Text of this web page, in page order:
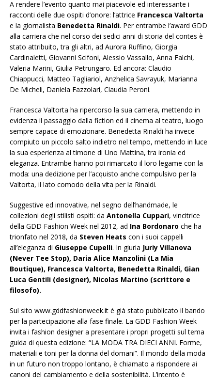
A rendere l’evento quanto mai piacevole ed interessante i
racconti delle due ospiti d’onore: l’attrice Francesca Valtorta
e la giornalista Benedetta Rinaldi. Per entrambe l’award GDD
alla carriera che nel corso dei sedici anni di storia del contes è
stato attribuito, tra gli altri, ad Aurora Ruffino, Giorgia
Cardinaletti, Giovanni Scifoni, Alessio Vassallo, Anna Falchi,
Valeria Marini, Giulia Petrungaro. Ed ancora: Claudio
Chiappucci, Matteo Tagliariol, Anzhelica Savrayuk, Marianna
De Micheli, Daniela Fazzolari, Claudia Peroni.
Francesca Valtorta ha ripercorso la sua carriera, mettendo in
evidenza il passaggio dalla fiction ed il cinema al teatro, luogo
sempre capace di emozionare. Benedetta Rinaldi ha invece
compiuto un piccolo salto indietro nel tempo, mettendo in luce
la sua esperienza al timone di Uno Mattina, tra ironia ed
eleganza. Entrambe hanno poi rimarcato il loro legame con la
moda: una dedizione per l’acquisto anche compulsivo per la
Valtorta, il lato comodo della vita per la Rinaldi.
Suggestive ed innovative, nel segno dell’handmade, le
collezioni degli stilisti ospiti: da Antonella Cuppari, vincitrice
della GDD Fashion Week nel 2012, ad Ina Bordonaro che ha
trionfato nel 2018, da Steven Heats con i suoi cappelli
all’eleganza di Giuseppe Cupelli. In giuria Juriy Villanova
(Never Tee Stop), Daria Alice Manzolini (La Mia
Boutique), Francesca Valtorta, Benedetta Rinaldi, Gian
Luca Gentili (designer), Nicolas Martino (scrittore e
filosofo).
Sul sito www.gddfashionweek.it è già stato pubblicato il bando
per la partecipazione alla fase finale. La GDD Fashion Week
invita i fashion designer a presentare i propri progetti sul tema
guida di questa edizione: “LA MODA TRA DIECI ANNI. Forme,
materiali e toni per la donna del domani”. Il mondo della moda
in un futuro non troppo lontano, è chiamato a rispondere ai
canoni del cambiamento e della sostenibilità. L’intento è